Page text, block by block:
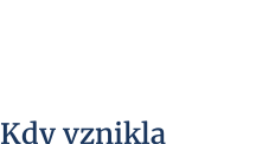
Kdy vznikla